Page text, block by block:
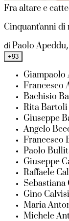
Fra altare e
Cinquant'anni di
di Paolo Apeddu,
+93
Giampaolo
Francesco
Bachisio
Rita Bartoli
Giuseppe
Angelo
Francesco
Paolo
Giuseppe
Raffaele
Sebastiana
Gino Calvisi
Maria
Michele